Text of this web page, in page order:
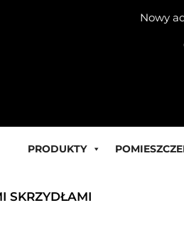
Nowy
PRODUKTY
SKRZYDŁAMI